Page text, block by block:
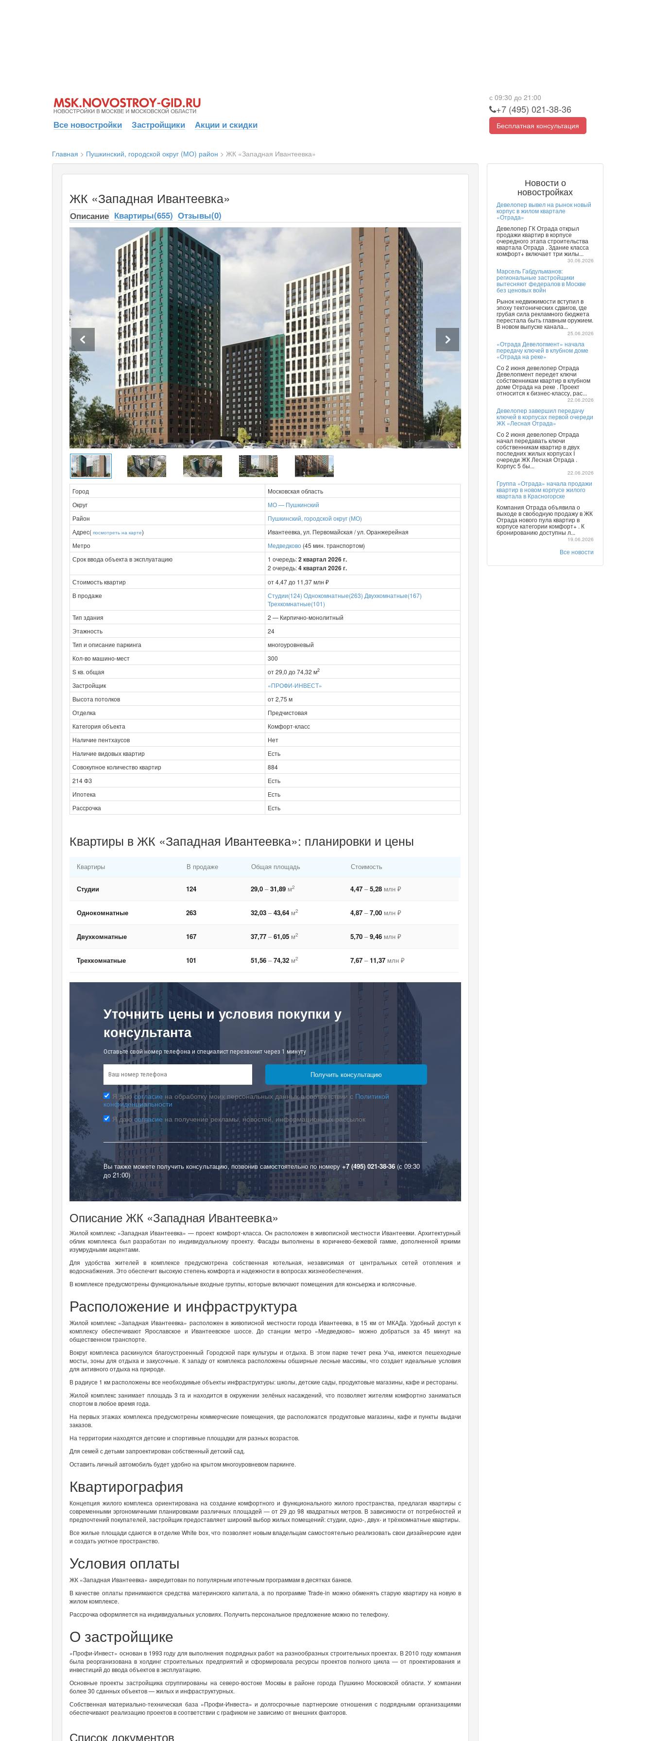
Все новостройки Застройщики Акции и скидки
с 09:30 до 21:00
+7 (495) 021-38-36
Бесплатная консультация
Главная > Пушкинский, городской округ (МО) район > ЖК «Западная Ивантеевка»
ЖК «Западная Ивантеевка»
Описание Квартиры(655) Отзывы(0)
Город
Московская область
Округ
МО — Пушкинский
Район
Пушкинский, городской округ (МО)
Адрес( посмотреть на карте)
Ивантеевка, ул. Первомайская / ул. Оранжерейная
Метро
Медведково (45 мин. транспортом)
Срок ввода объекта в эксплуатацию
1 очередь:2 квартал 2026 г.
2 очередь:4 квартал 2026 г.
Стоимость квартир
от 4,47 до 11,37 млн ₽
В продаже
Студии(124) Однокомнатные(263) Двухкомнатные(167)
Трехкомнатные(101)
Тип здания
2 — Кирпично-монолитный
Этажность
24
Тип и описание паркинга
многоуровневый
Кол-во машино-мест
300
S кв. общая
от 29,0 до 74,32 м2
Застройщик
«ПРОФИ-ИНВЕСТ»
Высота потолков
от 2,75 м
Отделка
Предчистовая
Категория объекта
Комфорт-класс
Наличие пентхаусов
Нет
Наличие видовых квартир
Есть
Совокупное количество квартир
884
214 ФЗ
Есть
Ипотека
Есть
Рассрочка
Есть
Квартиры в ЖК «Западная Ивантеевка»: планировки и цены
Квартиры В продаже Общая площадь Стоимость
Студии 124 29,0 –31,89 м2 4,47 –5,28 млн ₽
Однокомнатные 263 32,03 –43,64 м2 4,87 –7,00 млн ₽
Двухкомнатные 167 37,77 –61,05 м2 5,70 –9,46 млн ₽
Трехкомнатные 101 51,56 –74,32 м2 7,67 –11,37 млн ₽
Уточнить цены и условия покупки у
консультанта
Оставьте свой номер телефона и специалист перезвонит через 1 минуту
Я даюсогласие на обработку моих персональных данных в соответствии с Политикой
конфиденциальности
Я даю согласие на получение рекламы, новостей, информационных рассылок
Вы также можете получить консультацию, позвонив самостоятельно по номеру+7 (495) 021-38-36 (с 09:30
до 21:00)
Описание ЖК «Западная Ивантеевка»
Жилой комплекс «Западная Ивантеевка» — проект комфорт-класса. Он расположен в живописной местности Ивантеевки. Архитектурный
облик комплекса был разработан по индивидуальному проекту. Фасады выполнены в коричнево-бежевой гамме, дополненной яркими
изумрудными акцентами.
Для удобства жителей в комплексе предусмотрена собственная котельная, независимая от центральных сетей отопления и
водоснабжения. Это обеспечит высокую степень комфорта и надежности в вопросах жизнеобеспечения.
В комплексе предусмотрены функциональные входные группы, которые включают помещения для консьержа и колясочные.
Расположение и инфраструктура
Жилой комплекс «Западная Ивантеевка» расположен в живописной местности города Ивантеевка, в 15 км от МКАДа. Удобный доступ к
комплексу обеспечивают Ярославское и Ивантеевское шоссе. До станции метро «Медведково» можно добраться за 45 минут на
общественном транспорте.
Вокруг комплекса раскинулся благоустроенный Городской парк культуры и отдыха. В этом парке течет река Уча, имеются пешеходные
мосты, зоны для отдыха и закусочные. К западу от комплекса расположены обширные лесные массивы, что создает идеальные условия
для активного отдыха на природе.
В радиусе 1 км расположены все необходимые объекты инфраструктуры: школы, детские сады, продуктовые магазины, кафе и рестораны.
Жилой комплекс занимает площадь 3 га и находится в окружении зелёных насаждений, что позволяет жителям комфортно заниматься
спортом в любое время года.
На первых этажах комплекса предусмотрены коммерческие помещения, где расположатся продуктовые магазины, кафе и пункты выдачи
заказов.
На территории находятся детские и спортивные площадки для разных возрастов.
Для семей с детьми запроектирован собственный детский сад.
Оставить личный автомобиль будет удобно на крытом многоуровневом паркинге.
Квартирография
Концепция жилого комплекса ориентирована на создание комфортного и функционального жилого пространства, предлагая квартиры с
современными эргономичными планировками различных площадей — от 29 до 98 квадратных метров. В зависимости от потребностей и
предпочтений покупателей, застройщик предоставляет широкий выбор жилых помещений: студии, одно-, двух- и трёхкомнатные квартиры.
Все жилые площади сдаются в отделке White box, что позволяет новым владельцам самостоятельно реализовать свои дизайнерские идеи
и создать уютное пространство.
Условия оплаты
ЖК «Западная Ивантеевка» аккредитован по популярным ипотечным программам в десятках банков.
В качестве оплаты принимаются средства материнского капитала, а по программе Trade-in можно обменять старую квартиру на новую в
жилом комплексе.
Рассрочка оформляется на индивидуальных условиях. Получить персональное предложение можно по телефону.
О застройщике
«Профи-Инвест» основан в 1993 году для выполнения подрядных работ на разнообразных строительных проектах. В 2010 году компания
была реорганизована в холдинг строительных предприятий и сформировала ресурсы проектов полного цикла — от проектирования и
инвестиций до ввода объектов в эксплуатацию.
Основные проекты застройщика сгруппированы на северо-востоке Москвы в районе города Пушкино Московской области. У компании
более 30 сданных объектов — жилых и инфраструктурных.
Собственная материально-техническая база «Профи-Инвеста» и долгосрочные партнерские отношения с подрядными организациями
обеспечивают реализацию проектов в соответствии с графиком не зависимо от внешних факторов.
Список документов
Новости о
новостройках
Девелопер вывел на рынок новый
корпус в жилом квартале
«Отрада»
Девелопер ГК Отрада открыл
продажи квартир в корпусе
очередного этапа строительства
квартала Отрада . Здание класса
комфорт+ включает три жилы...
30.06.2026
Марсель Габдульманов:
региональные застройщики
вытесняют федералов в Москве
без ценовых войн
Рынок недвижимости вступил в
эпоху тектонических сдвигов, где
грубая сила рекламного бюджета
перестала быть главным оружием.
В новом выпуске канала...
25.06.2026
«Отрада Девелопмент» начала
передачу ключей в клубном доме
«Отрада на реке»
Со 2 июня девелопер Отрада
Девелопмент передет ключи
собственникам квартир в клубном
доме Отрада на реке . Проект
относится к бизнес-классу, рас...
22.06.2026
Девелопер завершил передачу
ключей в корпусах первой очереди
ЖК «Лесная Отрада»
Со 2 июня девелопер Отрада
начал передавать ключи
собственникам квартир в двух
последних жилых корпусах I
очереди ЖК Лесная Отрада .
Корпус 5 бы...
22.06.2026
Группа «Отрада» начала продажи
квартир в новом корпусе жилого
квартала в Красногорске
Компания Отрада объявила о
выходе в свободную продажу в ЖК
Отрада нового пула квартир в
корпусе категории комфорт+ . К
бронированию доступны л...
19.06.2026
Все новости